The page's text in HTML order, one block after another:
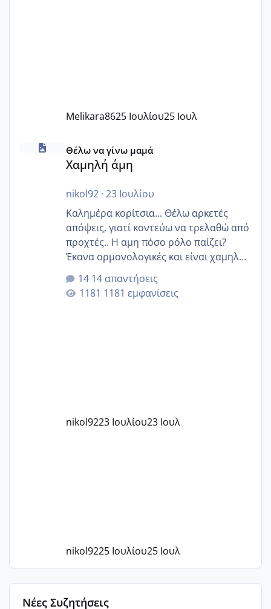
Melikara8625 Ιουλίου25 Ιουλ
Χαμηλή άμη
Θέλω να γίνω μαμά
Χαμηλή άμη
nikol92· 23 Ιουλίου
Καλημέρα κορίτσια... Θέλω αρκετές
απόψεις, γιατί κοντεύω να τρελαθώ από
προχτές.. Η αμη πόσο ρόλο παίζει?
Έκανα ορμονολογικές και είναι χαμηλή
για την ηλικία μου.. Είχα ήδη μια
εγκυμοσύνη, που έπρεπε να τερματιστεί
στην 27η εβδομάδα και προσπαθώ 7
14 απαντήσεις
1181 εμφανίσεις
nikol9223 Ιουλίου23 Ιουλ
nikol9225 Ιουλίου25 Ιουλ
Νέες Συζητήσεις